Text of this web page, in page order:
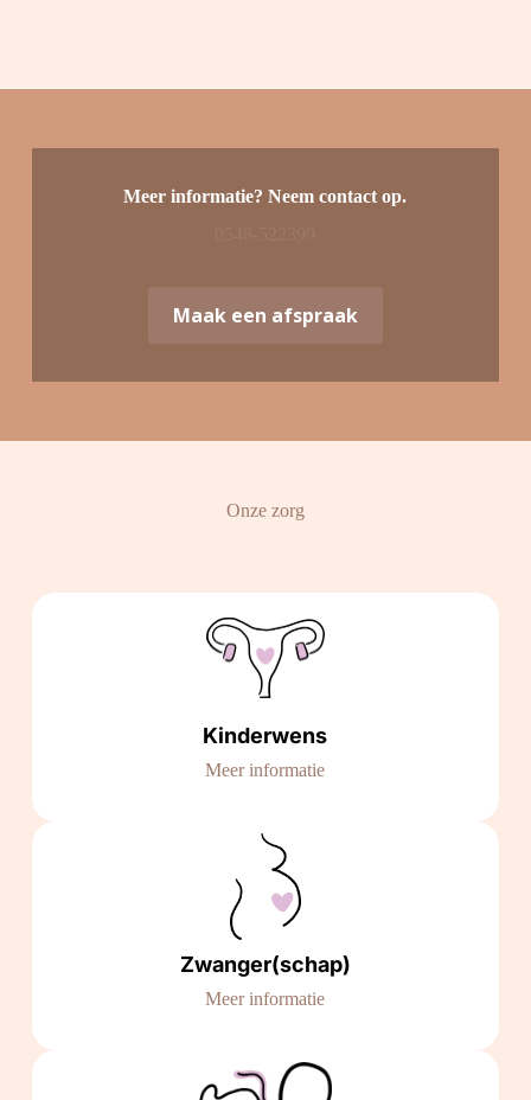
Meer informatie? Neem contact op.
Maak een afspraak
Onze zorg
Kinderwens
Meer informatie
Zwanger(schap)
Meer informatie